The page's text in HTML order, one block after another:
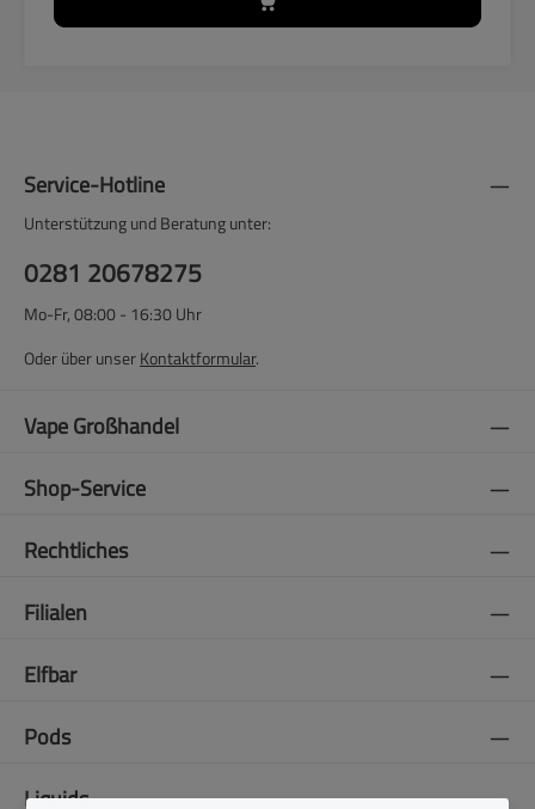
Service-Hotline
Unterstützung und Beratung unter:
0281 20678275
Mo-Fr, 08:00 - 16:30 Uhr
Oder über unserKontaktformular.
Vape Großhandel
Shop-Service
Rechtliches
Filialen
Elfbar
Pods
Liquids